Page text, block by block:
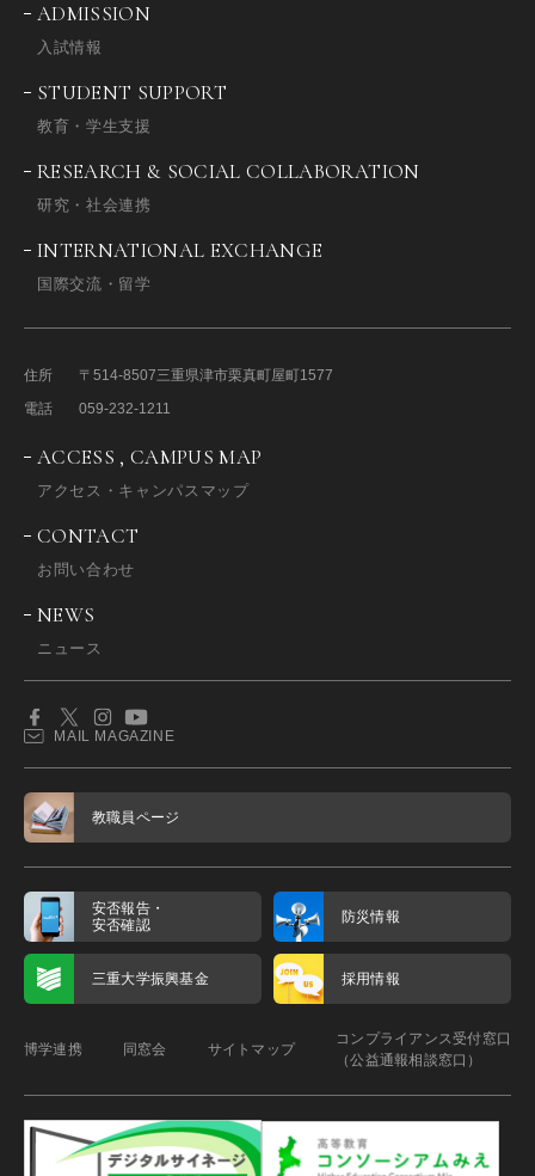
ADMISSION
入試情報
STUDENT SUPPORT
教育・学生支援
RESEARCH & SOCIAL COLLABORATION
研究・社会連携
INTERNATIONAL EXCHANGE
国際交流・留学
住所 〒514-8507三重県津市栗真町屋町1577
電話
059-232-1211
ACCESS , CAMPUS MAP
アクセス・キャンパスマップ
CONTACT
お問い合わせ
NEWS
ニュース
MAIL MAGAZINE
教職員ページ
安否報告・
安否確認
防災情報
三重大学振興基金 採用情報
博学連携 同窓会 サイトマップ
コンプライアンス受付窓口
（公益通報相談窓口）